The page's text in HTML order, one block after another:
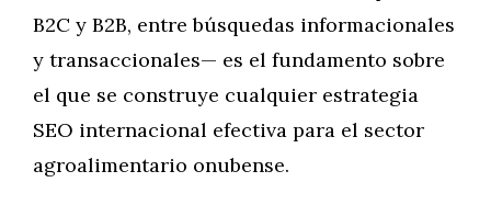
B2C y B2B, entre búsquedas informacionales
y transaccionales— es el fundamento sobre
el que se construye cualquier estrategia
SEO internacional efectiva para el sector
agroalimentario onubense.